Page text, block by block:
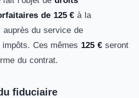
de 125 € à la
du service de
impôts. Ces mêmes 125 € seront
du contrat.
fiduciaire